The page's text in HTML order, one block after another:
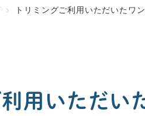
トリミングご利用いただいたワ
用いただ